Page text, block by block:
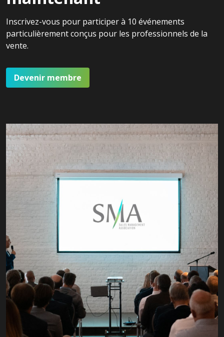
Inscrivez-vous pour participer à 10 événements
particulièrement conçus pour les professionnels de la
vente.
Devenir membre